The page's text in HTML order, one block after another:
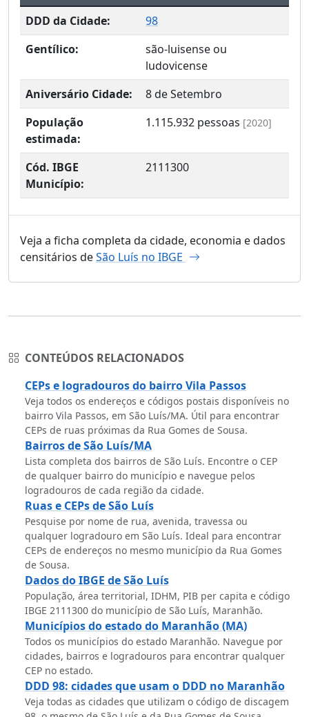
DDD da Cidade:
98
Gentílico:
são-luisense ou
ludovicense
Aniversário Cidade:
8 de Setembro
População
estimada:
1.115.932 pessoas [2020]
Cód. IBGE
Município:
2111300
Veja a ficha completa da cidade, economia e dados
censitários deSão Luís no IBGE
CONTEÚDOS RELACIONADOS
CEPs e logradouros do bairro Vila Passos
Veja todos os endereços e códigos postais disponíveis no
bairro Vila Passos, em São Luís/MA. Útil para encontrar
CEPs de ruas próximas da Rua Gomes de Sousa.
Bairros de São Luís/MA
Lista completa dos bairros de São Luís. Encontre o CEP
de qualquer bairro do município e navegue pelos
logradouros de cada região da cidade.
Ruas e CEPs de São Luís
Pesquise por nome de rua, avenida, travessa ou
qualquer logradouro em São Luís. Ideal para encontrar
CEPs de endereços no mesmo município da Rua Gomes
de Sousa.
Dados do IBGE de São Luís
População, área territorial, IDHM, PIB per capita e código
IBGE 2111300 do município de São Luís, Maranhão.
Municípios do estado do Maranhão (MA)
Todos os municípios do estado Maranhão. Navegue por
cidades, bairros e logradouros para encontrar qualquer
CEP no estado.
DDD 98: cidades que usam o DDD no Maranhão
Veja todas as cidades que utilizam o código de discagem